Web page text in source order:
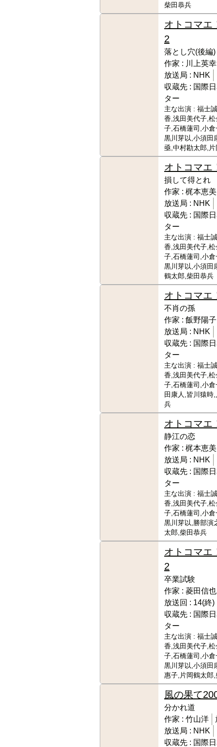
柴田恭兵
オトコマエ
2
落とし穴(後編)
作家 : 川上英幸
放送局 : NHK
収蔵先 : 国際
ター
主な出演 : 福士
香,浅田美代子,
子,石橋蓮司,小
黒川芽以,小須田
亟,中村勘太郎,
オトコマエ
損して得とれ
作家 : 梶本恵美
放送局 : NHK
収蔵先 : 国際
ター
主な出演 : 福士
香,浅田美代子,
子,石橋蓮司,小
黒川芽以,小須田
鶴太郎,柴田恭兵
オトコマエ
不肖の孫
作家 : 飯野陽子
放送局 : NHK
収蔵先 : 国際
ター
主な出演 : 福士
香,浅田美代子,
子,石橋蓮司,小
田康人,皆川猿時
兵
オトコマエ
静江の恋
作家 : 梶本恵美
放送局 : NHK
収蔵先 : 国際
ター
主な出演 : 福士
香,浅田美代子,
子,石橋蓮司,小
黒川芽以,勝部演
太郎,柴田恭兵
オトコマエ
2
卒業試験
作家 : 菱田信也
放送回 : 14(終)
収蔵先 : 国際
ター
主な出演 : 福士
香,浅田美代子,
子,石橋蓮司,小
黒川芽以,小須田
惠子,片岡鶴太郎
風の果て
分かれ道
作家 : 竹山洋
放送局 : NHK
収蔵先 : 国際